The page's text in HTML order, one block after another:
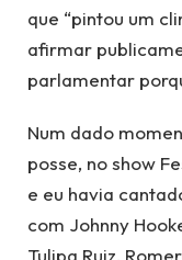
que “pintou um
afirmar
parlamentar
Num dado
posse, no show
e eu havia
com Johnny
Tulipa Ruiz,